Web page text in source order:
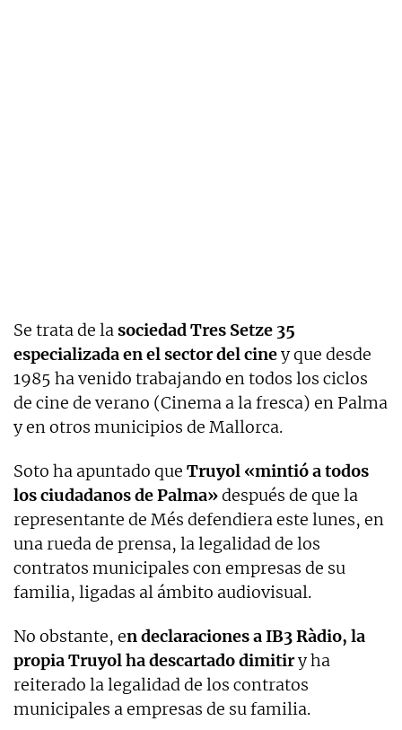
Se trata de lasociedad Tres Setze 35
especializada en el sector del ciney que desde
1985 ha venido trabajando en todos los ciclos
de cine de verano (Cinema a la fresca) en Palma
y en otros municipios de Mallorca.
Soto ha apuntado que Truyol «mintió a todos
los ciudadanos de Palma»después de que la
representante de Més defendiera este lunes, en
una rueda de prensa, la legalidad de los
contratos municipales con empresas de su
familia, ligadas al ámbito audiovisual.
No obstante, en declaraciones a IB3 Ràdio, la
propia Truyol ha descartado dimitiry ha
reiterado la legalidad de los contratos
municipales a empresas de su familia.